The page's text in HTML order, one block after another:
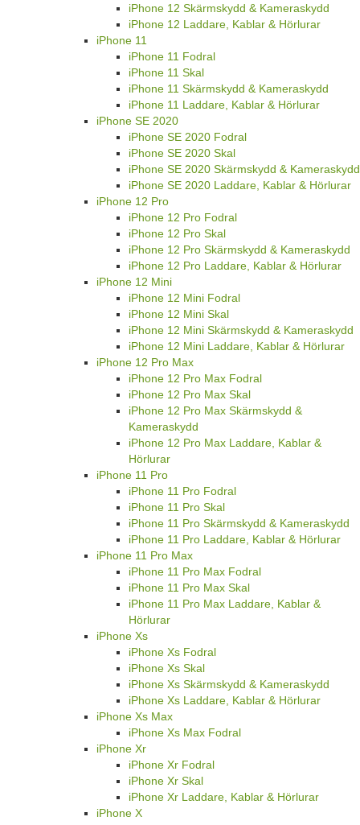
iPhone 12 Skärmskydd & Kameraskydd
iPhone 12 Laddare, Kablar & Hörlurar
iPhone 11
iPhone 11 Fodral
iPhone 11 Skal
iPhone 11 Skärmskydd & Kameraskydd
iPhone 11 Laddare, Kablar & Hörlurar
iPhone SE 2020
iPhone SE 2020 Fodral
iPhone SE 2020 Skal
iPhone SE 2020 Skärmskydd & Kameraskydd
iPhone SE 2020 Laddare, Kablar & Hörlurar
iPhone 12 Pro
iPhone 12 Pro Fodral
iPhone 12 Pro Skal
iPhone 12 Pro Skärmskydd & Kameraskydd
iPhone 12 Pro Laddare, Kablar & Hörlurar
iPhone 12 Mini
iPhone 12 Mini Fodral
iPhone 12 Mini Skal
iPhone 12 Mini Skärmskydd & Kameraskydd
iPhone 12 Mini Laddare, Kablar & Hörlurar
iPhone 12 Pro Max
iPhone 12 Pro Max Fodral
iPhone 12 Pro Max Skal
iPhone 12 Pro Max Skärmskydd &
Kameraskydd
iPhone 12 Pro Max Laddare, Kablar &
Hörlurar
iPhone 11 Pro
iPhone 11 Pro Fodral
iPhone 11 Pro Skal
iPhone 11 Pro Skärmskydd & Kameraskydd
iPhone 11 Pro Laddare, Kablar & Hörlurar
iPhone 11 Pro Max
iPhone 11 Pro Max Fodral
iPhone 11 Pro Max Skal
iPhone 11 Pro Max Laddare, Kablar &
Hörlurar
iPhone Xs
iPhone Xs Fodral
iPhone Xs Skal
iPhone Xs Skärmskydd & Kameraskydd
iPhone Xs Laddare, Kablar & Hörlurar
iPhone Xs Max
iPhone Xs Max Fodral
iPhone Xr
iPhone Xr Fodral
iPhone Xr Skal
iPhone Xr Laddare, Kablar & Hörlurar
iPhone X